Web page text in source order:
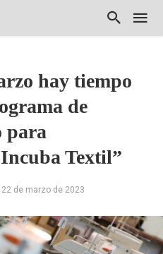
hay tiempo
de
para
Textil”
22 de marzo de 2023